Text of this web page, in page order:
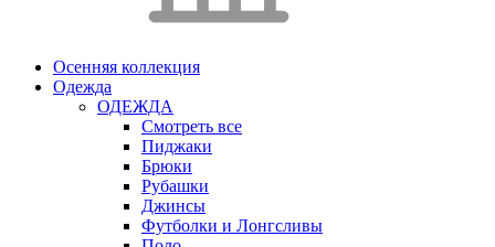
Осенняя коллекция
Одежда
ОДЕЖДА
Смотреть все
Пиджаки
Брюки
Рубашки
Джинсы
Футболки и Лонгсливы